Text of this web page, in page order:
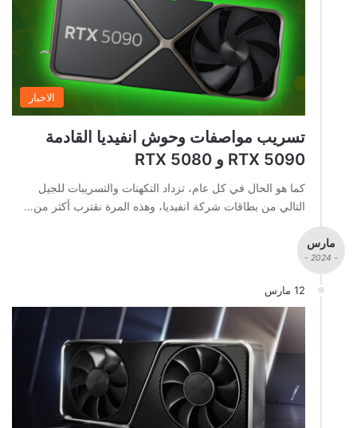
الاخبار
تسريب مواصفات وحوش انفيديا القادمة
RTX 5090 و RTX 5080
كما هو الحال في كل عام، تزداد التكهنات والتسريبات للجيل
التالي من بطاقات شركة انفيديا، وهذه المرة نقترب أكثر من…
مارس
- 2024 -
12 مارس